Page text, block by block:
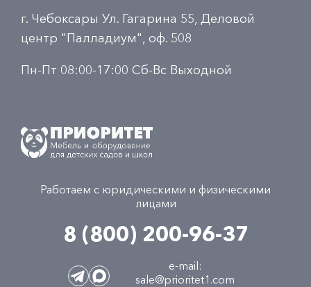
г. Чебоксары Ул. Гагарина 55, Деловой
центр "Палладиум", оф. 508
Пн-Пт 08:00-17:00 Сб-Вс Выходной
Работаем с юридическими и физическими
лицами
8 (800) 200-96-37
e-mail:
sale@prioritet1.com